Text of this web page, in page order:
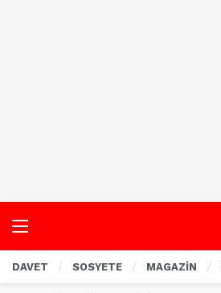
DAVET SOSYETE MAGAZİN